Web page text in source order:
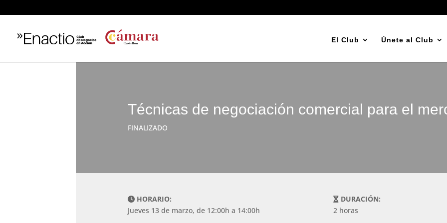
El Club Únete al Club
Técnicas de negociación comercial para el
FINALIZADO
HORARIO:
Jueves 13 de marzo, de 12:00h a 14:00h
DURACIÓN:
2 horas